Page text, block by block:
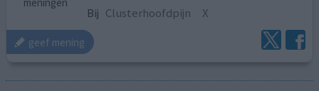
Bij Clusterhoofdpijn X
geef mening